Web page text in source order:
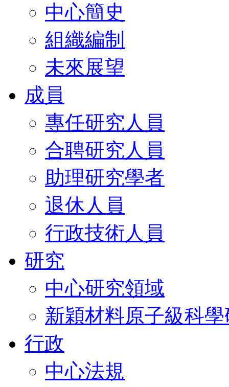
中心簡史
組織編制
未來展望
成員
專任研究人員
合聘研究人員
助理研究學者
退休人員
行政技術人員
研究
中心研究領域
新穎材料原子級科
行政
中心法規